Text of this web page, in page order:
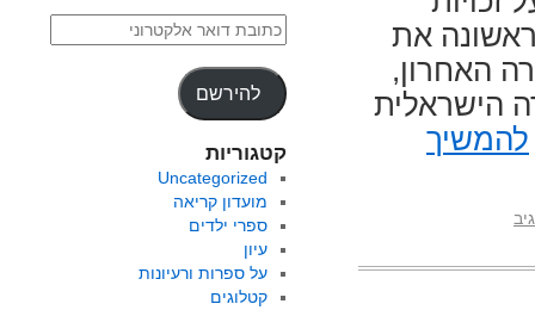
את
האחרון,
הישראלית
להמשיך
להירשם
קטגוריות
Uncategorized
מועדון קריאה
ספרי ילדים
עיון
על ספרות ורעיונות
קטלוגים